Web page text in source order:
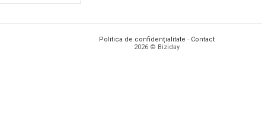
Politica de confidențialitate · Contact
2026 © Biziday